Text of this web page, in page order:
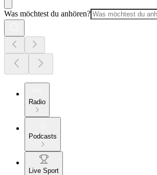
Was möchtest du anhören?
Radio
Podcasts
Live Sport